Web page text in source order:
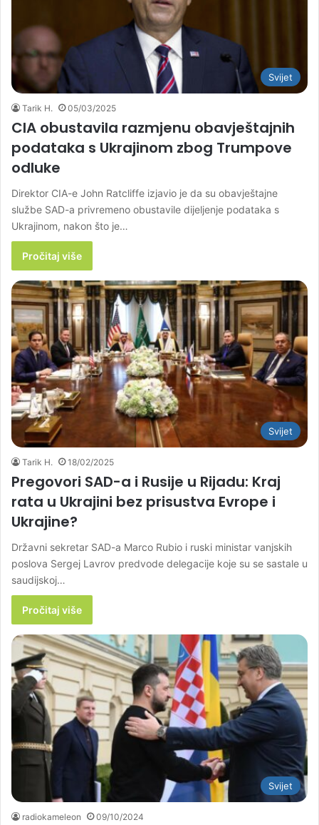
Svijet
Tarik H. 05/03/2025
CIA obustavila razmjenu obavještajnih
podataka s Ukrajinom zbog Trumpove
odluke
Direktor CIA-e John Ratcliffe izjavio je da su obavještajne
službe SAD-a privremeno obustavile dijeljenje podataka s
Ukrajinom, nakon što je…
Pročitaj više
Svijet
Tarik H. 18/02/2025
Pregovori SAD-a i Rusije u Rijadu: Kraj
rata u Ukrajini bez prisustva Evrope i
Ukrajine?
Državni sekretar SAD-a Marco Rubio i ruski ministar vanjskih
poslova Sergej Lavrov predvode delegacije koje su se sastale u
saudijskoj…
Pročitaj više
Svijet
radiokameleon 09/10/2024